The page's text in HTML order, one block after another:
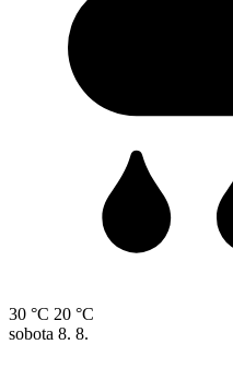
30 °C 20 °C
sobota 8. 8.